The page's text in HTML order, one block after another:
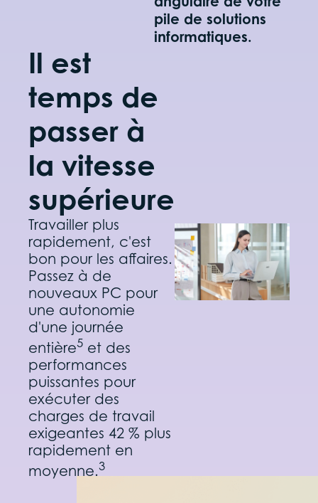
pile de solutions
informatiques.
Il est
temps de
passer à
la vitesse
supérieure
Travailler plus
rapidement, c'est
bon pour les affaires.
Passez à de
nouveaux PC pour
une autonomie
d'une journée
entière5 et des
performances
puissantes pour
exécuter des
charges de travail
exigeantes 42 % plus
rapidement en
moyenne.3